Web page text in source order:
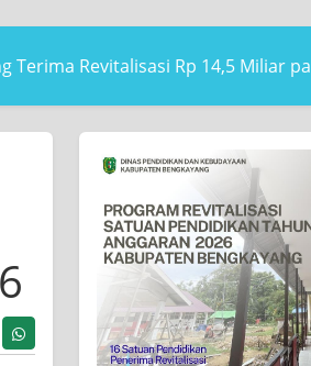
Terima Revitalisasi Rp 14,5 Miliar